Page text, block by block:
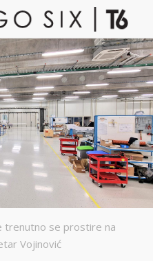
trenutno se prostire na
Vojinović